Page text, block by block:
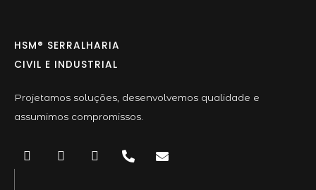
HSM® SERRALHARIA
CIVIL E INDUSTRIAL
Projetamos soluções, desenvolvemos qualidade e
assumimos compromissos.